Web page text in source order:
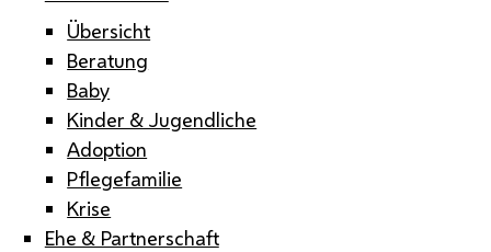
Übersicht
Beratung
Baby
Kinder & Jugendliche
Adoption
Pflegefamilie
Krise
Ehe & Partnerschaft